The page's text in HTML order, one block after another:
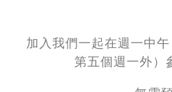
加入我們一起在週一中
第五個週一外）